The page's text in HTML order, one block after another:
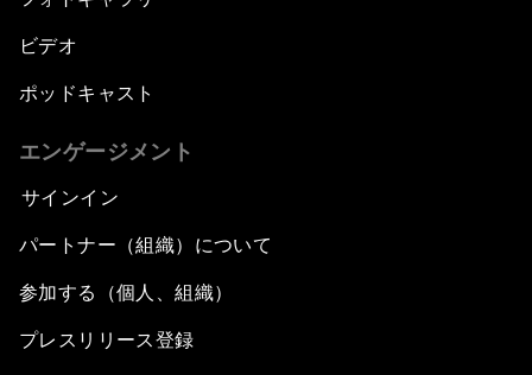
ビデオ
ポッドキャスト
エンゲージメント
サインイン
パートナー（組織）について
参加する（個人、組織）
プレスリリース登録